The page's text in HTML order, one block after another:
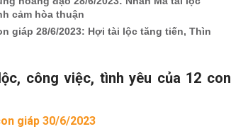
cảm hòa thuận
giáp 28/6/2023: Hợi tài lộc tăng tiến, Thìn
công việc, tình yêu của 12 con
giáp 30/6/2023